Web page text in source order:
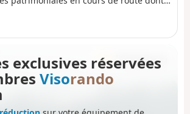
du Vivier.
exclusives réservées
Visorando